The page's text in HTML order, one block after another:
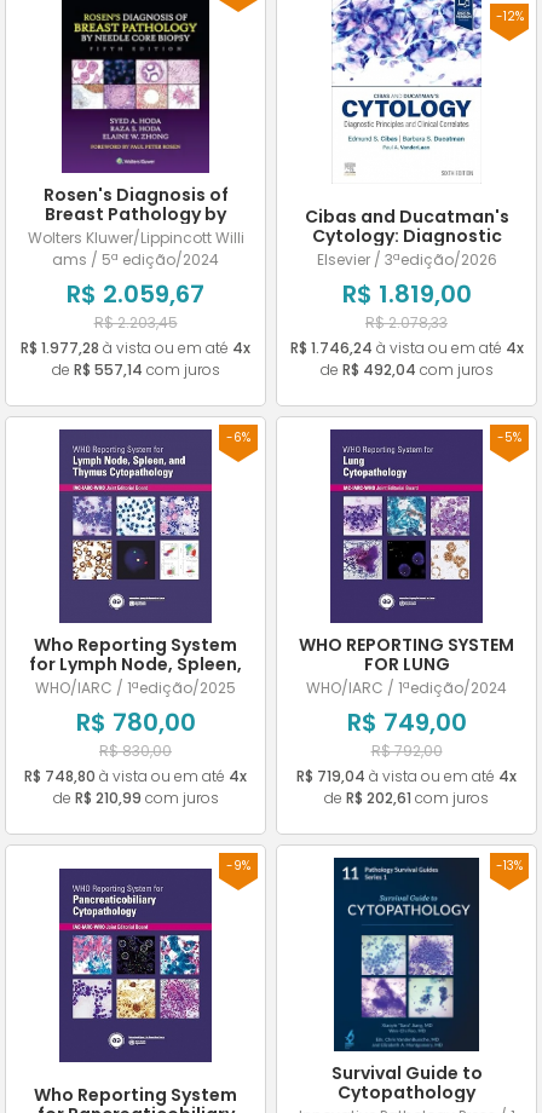
Rosen's Diagnosis of
Breast Pathology by
Needle Core Biopsy
Wolters Kluwer/Lippincott Willi
ams / 5ª edição/2024
R$ 2.059,67
R$ 2.203,45
R$ 1.977,28 à vista ou em até 4x
de R$ 557,14 com juros
-12%
Cibas and Ducatman's
Cytology: Diagnostic
Principles and Clinical
Correlates
Elsevier / 3ªedição/2026
R$ 1.819,00
R$ 2.078,33
R$ 1.746,24 à vista ou em até 4x
de R$ 492,04 com juros
-6%
Who Reporting System
for Lymph Node, Spleen,
and Thymus
Cytopathology
WHO/IARC / 1ªedição/2025
R$ 780,00
R$ 830,00
R$ 748,80 à vista ou em até 4x
de R$ 210,99 com juros
-5%
WHO REPORTING SYSTEM
FOR LUNG
CYTOPATHOLOGY
WHO/IARC / 1ªedição/2024
R$ 749,00
R$ 792,00
R$ 719,04 à vista ou em até 4x
de R$ 202,61 com juros
-9%
Who Reporting System
-13%
Survival Guide to
Cytopathology